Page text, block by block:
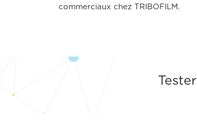
commerciaux chez TRIBOFILM.
Tester